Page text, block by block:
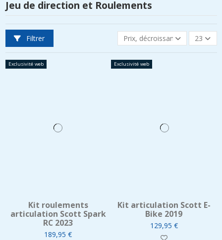
Jeu de direction et Roulements
Filtrer Prix, décroissant 23
Exclusivité web
Kit roulements
articulation Scott Spark
RC 2023
189,95 €
Exclusivité web
Kit articulation Scott E-
Bike 2019
129,95 €